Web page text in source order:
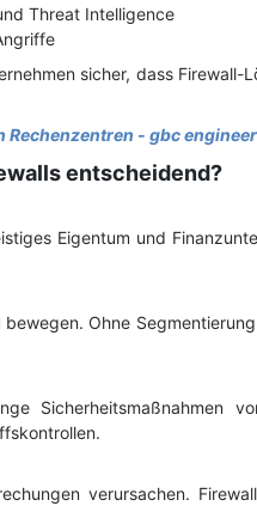
Threat Intelligence
sicher, dass Firewall-
- gbc
entscheidend?
Eigentum und
Ohne
Sicherheitsmaßnahmen
verursachen.